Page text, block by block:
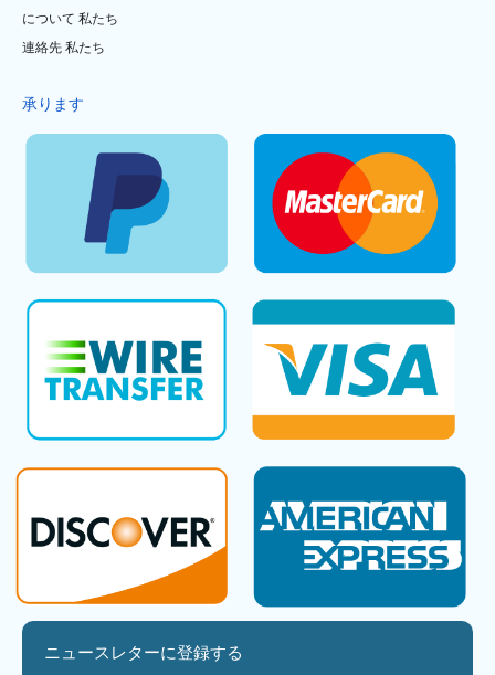
について 私たち
連絡先 私たち
承ります
ニュースレターに登録する